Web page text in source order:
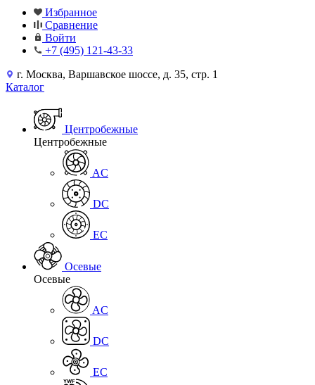
Избранное
Сравнение
Войти
+7 (495) 121-43-33
г. Москва, Варшавское шоссе, д. 35, стр. 1
Каталог
Центробежные
Центробежные
AC
DC
EC
Осевые
Осевые
AC
DC
EC